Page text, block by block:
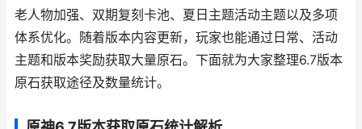
老人物加强、双期复刻卡池、夏日主题活动主题以及多项
体系优化。随着版本内容更新，玩家也能通过日常、活动
主题和版本奖励获取大量原石。下面就为大家整理6.7版本
原石获取途径及数量统计。